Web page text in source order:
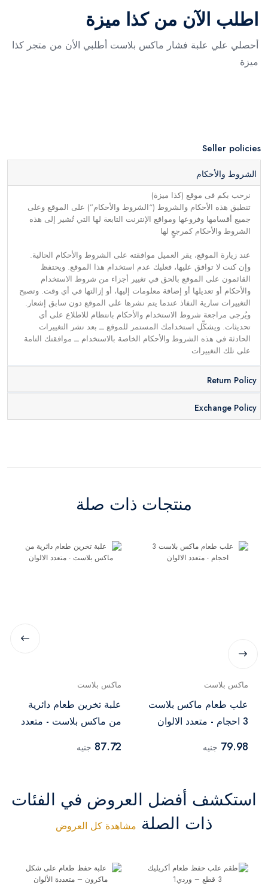
اطلب الآن من كذا ميزة
أحصلي علي علبة فشار ماكس بلاست أطلبي الأن من متجر كذا
ميزة
Seller policies
الشروط والأحكام
نرحب بكم فى موقع (كذا ميزة)
تنطبق هذه الأحكام والشروط (“الشروط والأحكام”) على الموقع وعلى
جميع أقسامها وفروعها ومواقع الإنترنت التابعة لها التي تُشير إلى هذه
الشروط والأحكام كمرجعٍ لها
عند زيارة الموقع، يقر العميل موافقته على الشروط والأحكام الحالية.
وإن كنت لا توافق عليها، فعليك عدم استخدام هذا الموقع. ويحتفظ
القائمون على الموقع بالحق في تغيير أجزاء من شروط الاستخدام
والأحكام أو تعديلها أو إضافة معلومات إليها، أو إزالتها في أي وقت. وتصبح
التغييرات سارية النفاذ عندما يتم نشرها على الموقع دون سابق إشعار.
ويُرجى مراجعة شروط الاستخدام والأحكام بانتظام للاطلاع على أي
تحديثات. ويشكِّل استخدامك المستمر للموقع ــ بعد نشر التغييرات
الحادثة في هذه الشروط والأحكام الخاصة بالاستخدام ــ موافقتك التامة
على تلك التغييرات
Return Policy
Exchange Policy
منتجات ذات صلة
ماكس بلاست
علب طعام ماكس بلاست
3 احجام - متعدد الالوان
79.98 جنيه
ماكس بلاست
علبة تخرين طعام دائرية
من ماكس بلاست - متعدد
87.72 جنيه
استكشف أفضل العروض في الفئات
ذات الصلة مشاهدة كل العروض